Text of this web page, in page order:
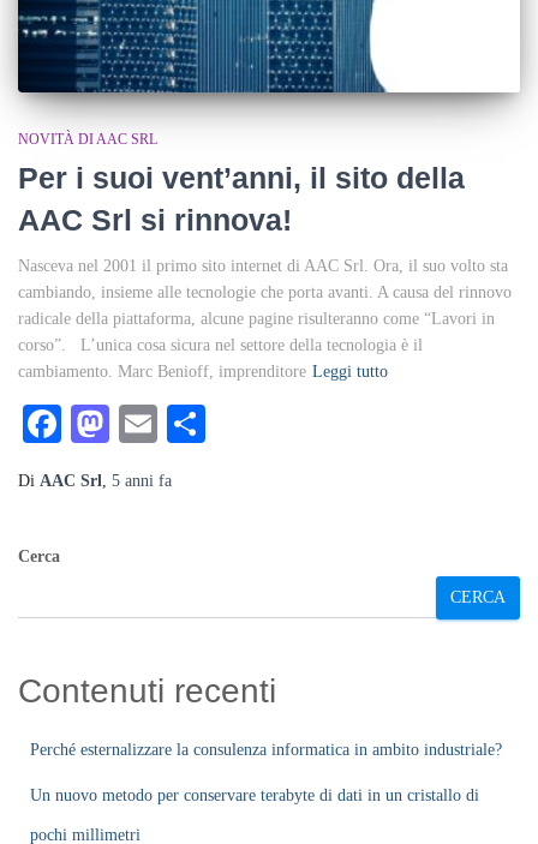
NOVITÀ DI AAC SRL
Per i suoi vent’anni, il sito della
AAC Srl si rinnova!
Nasceva nel 2001 il primo sito internet di AAC Srl. Ora, il suo volto sta
cambiando, insieme alle tecnologie che porta avanti. A causa del rinnovo
radicale della piattaforma, alcune pagine risulteranno come “Lavori in
corso”. L’unica cosa sicura nel settore della tecnologia è il
cambiamento. Marc Benioff, imprenditore Leggi tutto
Facebook
Mastodon
Email
Di AAC Srl 5 anni fa
Cerca
CERCA
Contenuti recenti
Perché esternalizzare la consulenza informatica in ambito industriale?
Un nuovo metodo per conservare terabyte di dati in un cristallo di
pochi millimetri